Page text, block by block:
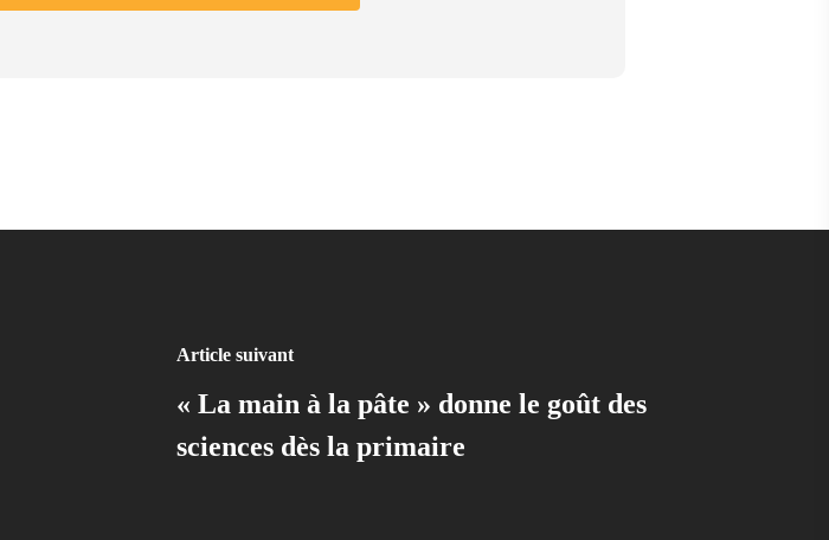
Article suivant
« La main à la pâte » donne le goût des
sciences dès la primaire